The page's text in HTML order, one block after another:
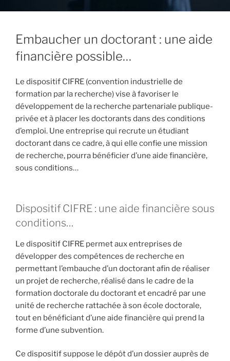
Embaucher un doctorant : une aide
financière possible…
Le dispositif CIFRE (convention industrielle de
formation par la recherche) vise à favoriser le
développement de la recherche partenariale publique-
privée et à placer les doctorants dans des conditions
d’emploi. Une entreprise qui recrute un étudiant
doctorant dans ce cadre, à qui elle confie une mission
de recherche, pourra bénéficier d’une aide financière,
sous conditions…
Dispositif CIFRE : une aide financière sous
conditions…
Le dispositif CIFRE permet aux entreprises de
développer des compétences de recherche en
permettant l’embauche d’un doctorant afin de réaliser
un projet de recherche, réalisé dans le cadre de la
formation doctorale du doctorant et encadré par une
unité de recherche rattachée à son école doctorale,
tout en bénéficiant d’une aide financière qui prend la
forme d’une subvention.
Ce dispositif suppose le dépôt d’un dossier auprès de